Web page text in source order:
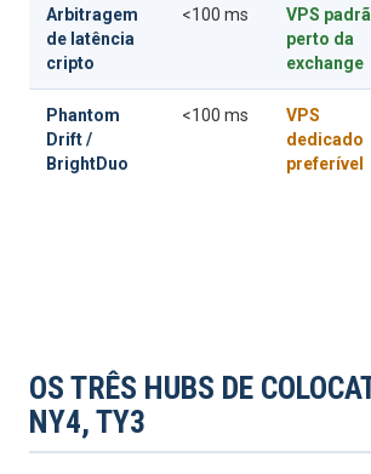
Arbitragem
de latência
cripto
<100 ms
VPS
perto da
exchange
Phantom
Drift /
BrightDuo
<100 ms
VPS
dedicado
preferível
OS TRÊS HUBS DE
NY4, TY3